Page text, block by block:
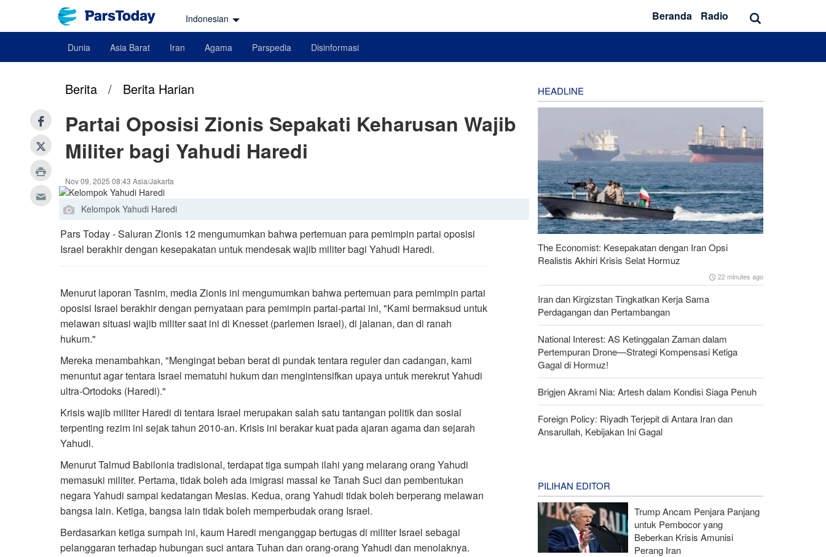
Indonesian Beranda Radio
Dunia Asia Barat Iran Agama Parspedia Disinformasi
Berita / Berita Harian
Partai Oposisi Zionis Sepakati Keharusan Wajib
Militer bagi Yahudi Haredi
Nov 09, 2025 08:43 Asia/Jakarta
Kelompok Yahudi Haredi
Pars Today - Saluran Zionis 12 mengumumkan bahwa pertemuan para pemimpin partai oposisi
Israel berakhir dengan kesepakatan untuk mendesak wajib militer bagi Yahudi Haredi.
Menurut laporan Tasnim, media Zionis ini mengumumkan bahwa pertemuan para pemimpin partai
oposisi Israel berakhir dengan pernyataan para pemimpin partai-partai ini, "Kami bermaksud untuk
melawan situasi wajib militer saat ini di Knesset (parlemen Israel), di jalanan, dan di ranah
hukum."
Mereka menambahkan, "Mengingat beban berat di pundak tentara reguler dan cadangan, kami
menuntut agar tentara Israel mematuhi hukum dan mengintensifkan upaya untuk merekrut Yahudi
ultra-Ortodoks (Haredi)."
Krisis wajib militer Haredi di tentara Israel merupakan salah satu tantangan politik dan sosial
terpenting rezim ini sejak tahun 2010-an. Krisis ini berakar kuat pada ajaran agama dan sejarah
Yahudi.
Menurut Talmud Babilonia tradisional, terdapat tiga sumpah ilahi yang melarang orang Yahudi
memasuki militer. Pertama, tidak boleh ada imigrasi massal ke Tanah Suci dan pembentukan
negara Yahudi sampai kedatangan Mesias. Kedua, orang Yahudi tidak boleh berperang melawan
bangsa lain. Ketiga, bangsa lain tidak boleh memperbudak orang Israel.
Berdasarkan ketiga sumpah ini, kaum Haredi menganggap bertugas di militer Israel sebagai
pelanggaran terhadap hubungan suci antara Tuhan dan orang-orang Yahudi dan menolaknya.
HEADLINE
The Economist: Kesepakatan dengan Iran Opsi
Realistis Akhiri Krisis Selat Hormuz
22 minutes ago
Iran dan Kirgizstan Tingkatkan Kerja Sama
Perdagangan dan Pertambangan
National Interest: AS Ketinggalan Zaman dalam
Pertempuran Drone—Strategi Kompensasi Ketiga
Gagal di Hormuz!
Brigjen Akrami Nia: Artesh dalam Kondisi Siaga Penuh
Foreign Policy: Riyadh Terjepit di Antara Iran dan
Ansarullah, Kebijakan Ini Gagal
PILIHAN EDITOR
Trump Ancam Penjara Panjang
untuk Pembocor yang
Beberkan Krisis Amunisi
Perang Iran